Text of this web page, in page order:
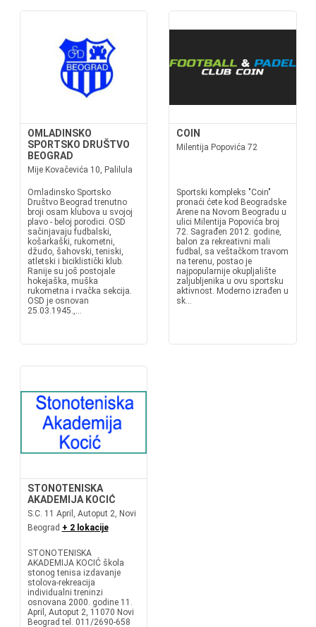
OMLADINSKO
SPORTSKO DRUŠTVO
BEOGRAD
Mije Kovačevića 10, Palilula
Omladinsko Sportsko
Društvo Beograd trenutno
broji osam klubova u svojoj
plavo - beloj porodici. OSD
sačinjavaju fudbalski,
košarkaški, rukometni,
džudo, šahovski, teniski,
atletski i biciklistički klub.
Ranije su još postojale
hokejaška, muška
rukometna i rvačka sekcija.
OSD je osnovan
25.03.1945.,...
COIN
Milentija Popovića 72
Sportski kompleks "Coin"
pronaći ćete kod Beogradske
Arene na Novom Beogradu u
ulici Milentija Popovića broj
72. Sagrađen 2012. godine,
balon za rekreativni mali
fudbal, sa veštačkom travom
na terenu, postao je
najpopularnije okupljalište
zaljubljenika u ovu sportsku
aktivnost. Moderno izrađen u
sk...
STONOTENISKA
AKADEMIJA KOCIĆ
S.C. 11 April, Autoput 2, Novi
Beograd + 2 lokacije
STONOTENISKA
AKADEMIJA KOCIĆ škola
stonog tenisa izdavanje
stolova-rekreacija
individualni treninzi
osnovana 2000. godine 11.
April, Autoput 2, 11070 Novi
Beograd tel. 011/2690-658